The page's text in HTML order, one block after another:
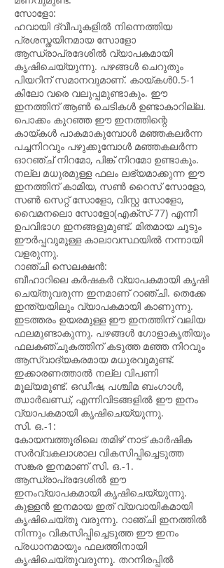
സോളോ:
ഹവായി ദ്വീപുകളിൽ നിന്നെത്തിയ
പ്രശസ്തയിനമായ സോളോ
ആന്ധ്രാപ്രദേശിൽ വ്യാപകമായി
കൃഷിചെയ്യുന്നു. പഴങ്ങൾ ചെറുതും
പിയറിന് സമാനവുമാണ്. കായ്കൾ0.5-1
കിലോ വരെ വലുപ്പമുണ്ടാകും. ഈ
ഇനത്തിന് ആൺ ചെടികൾ ഉണ്ടാകാറില്ല.
പൊക്കം കുറഞ്ഞ ഈ ഇനത്തിന്റെ
കായ്കൾ പാകമാകുമ്പോൾ മഞ്ഞകലർന്ന
പച്ചനിറവും പഴുക്കുമ്പോൾ മഞ്ഞകലർന്ന
ഓറഞ്ച് നിറമോ, പിങ്ക് നിറമോ ഉണ്ടാകും.
നല്ല മധുരമുള്ള ഫലം ലഭ്യമാക്കുന്ന ഈ
ഇനത്തിന് കാമിയ, സൺ റൈസ് സോളോ,
സൺ സെറ്റ് സോളോ, വിസ്റ്റ സോളോ,
വൈമനലൊ സോളോ(എക്സ്-77) എന്നീ
ഉപവിഭാഗ ഇനങ്ങളുമുണ്ട്. മിതമായ ചൂടും
ഈർപ്പവുമുള്ള കാലാവസ്ഥയിൽ നന്നായി
വളരുന്നു.
റാഞ്ചി സെലക്ഷൻ:
ബീഹാറിലെ കർഷകർ വ്യാപകമായി കൃഷി
ചെയ്തുവരുന്ന ഇനമാണ് റാഞ്ചി. തെക്കേ
ഇന്ത്യയിലും വ്യാപകമായി കാണുന്നു.
ഇടത്തരം ഉയരമുള്ള ഈ ഇനത്തിന് വലിയ
ഫലമുണ്ടാകുന്നു. പഴങ്ങൾ ഗോളാകൃതിയും
ഫലകഞ്ചുകത്തിന് കടുത്ത മഞ്ഞ നിറവും
ആസ്വാദ്യകരമായ മധുരവുമുണ്ട്.
ഇക്കാരണത്താൽ നല്ല വിപണി
മൂല്യമുണ്ട്. ഒഡീഷ, പശ്ചിമ ബംഗാൾ,
ഝാർഖണ്ഡ്, എന്നിവിടങ്ങളിൽ ഈ ഇനം
വ്യാപകമായി കൃഷിചെയ്യുന്നു.
സി. ഒ.-1:
കോയമ്പത്തൂരിലെ തമിഴ് നാട് കാർഷിക
സർവ്വകലാശാ‍ല വികസിപ്പിച്ചെടുത്ത
സങ്കര ഇനമാണ് സി. ഒ.-1.
ആന്ധ്രാപ്രദേശിൽ ഈ
ഇനംവ്യാപകമായി കൃഷിചെയ്യുന്നു.
കുള്ളൻ ഇനമായ ഇത് വ്യവായികമായി
കൃഷിചെയ്തു വരുന്നു. റാഞ്ചി ഇനത്തിൽ
നിന്നും വികസിപ്പിച്ചെടുത്ത ഈ ഇനം
പ്രധാനമായും ഫലത്തിനായി
കൃഷിചെയ്തുവരുന്നു. തറനിരപ്പിൽ